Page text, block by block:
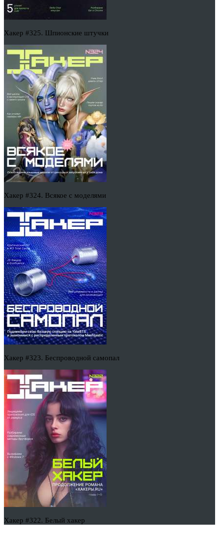
Хакер #325. Шпионские штучки
Хакер #324. Всякое с моделями
Хакер #323. Беспроводной самопал
Хакер #322. Белый хакер